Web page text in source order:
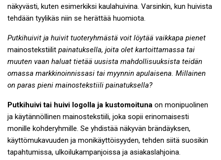
näkyvästi, kuten esimerkiksi kaulahuivina. Varsinkin, kun huivista
tehdään tyylikäs niin se herättää huomiota.
Putkihuivit ja huivit tuoteryhmästä voit löytää vaikkapa pienet
mainostekstiilit painatuksella, joita olet kartoittamassa tai
muuten vaan haluat tietää uusista mahdollisuuksista teidän
omassa markkinoinnissasi tai myynnin apulaisena. Millainen
on paras pieni mainostekstiili painatuksella?
Putkihuivi tai huivi logolla ja kustomoituna on monipuolinen
ja käytännöllinen mainostekstiili, joka sopii erinomaisesti
monille kohderyhmille. Se yhdistää näkyvän brändäyksen,
käyttömukavuuden ja monikäyttöisyyden, tehden siitä suosikin
tapahtumissa, ulkoilukampanjoissa ja asiakaslahjoina.